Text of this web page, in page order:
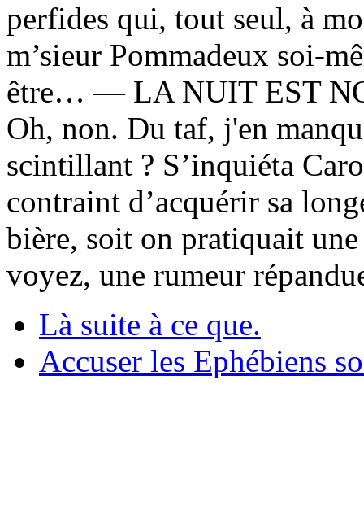
perfides qui, tout seul, à
m’sieur Pommadeux soi-
être… — LA NUIT EST
Oh, non. Du taf, j'en
scintillant ? S’inquiéta
contraint d’acquérir sa
bière, soit on pratiquait
voyez, une rumeur
Là suite à ce que.
Accuser les Ephébiens